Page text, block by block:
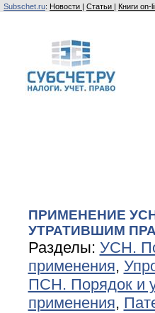
Subschet.ru: Новости | Статьи | Книги on-
ПРИМЕНЕНИЕ
УТРАТИВШИМ
Разделы: УСН.
применения,
ПСН. Порядок и
применения,